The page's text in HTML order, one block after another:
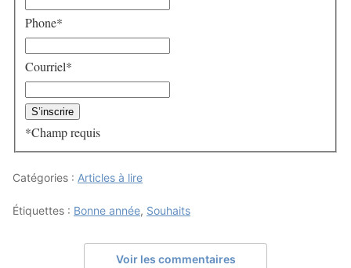
Phone*
Courriel*
*Champ requis
Catégories : Articles à lire
Étiquettes : Bonne année, Souhaits
Voir les commentaires